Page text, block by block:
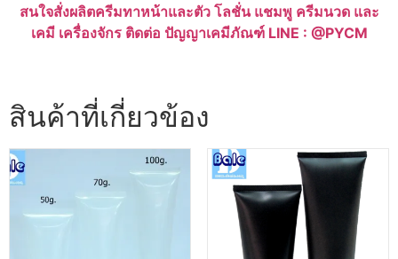
สนใจสั่งผลิตครีมทาหน้าและตัว โลชั่น แชมพู ครีมนวด และ
เคมี เครื่องจักร ติดต่อ ปัญญาเคมีภัณฑ์ LINE : @PYCM
สินค้าที่เกี่ยวข้อง